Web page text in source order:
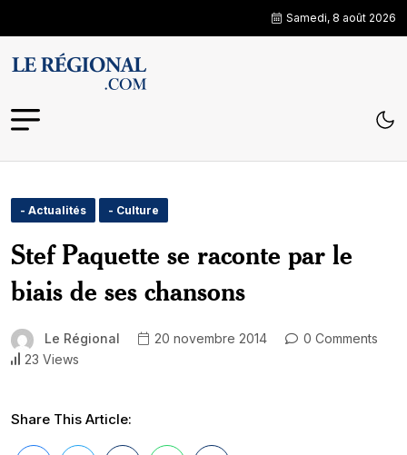
Samedi, 8 août 2026
- Actualités - Culture
Stef Paquette se raconte par le
biais de ses chansons
Le Régional 20 novembre 2014
0 Comments
23 Views
Share This Article: